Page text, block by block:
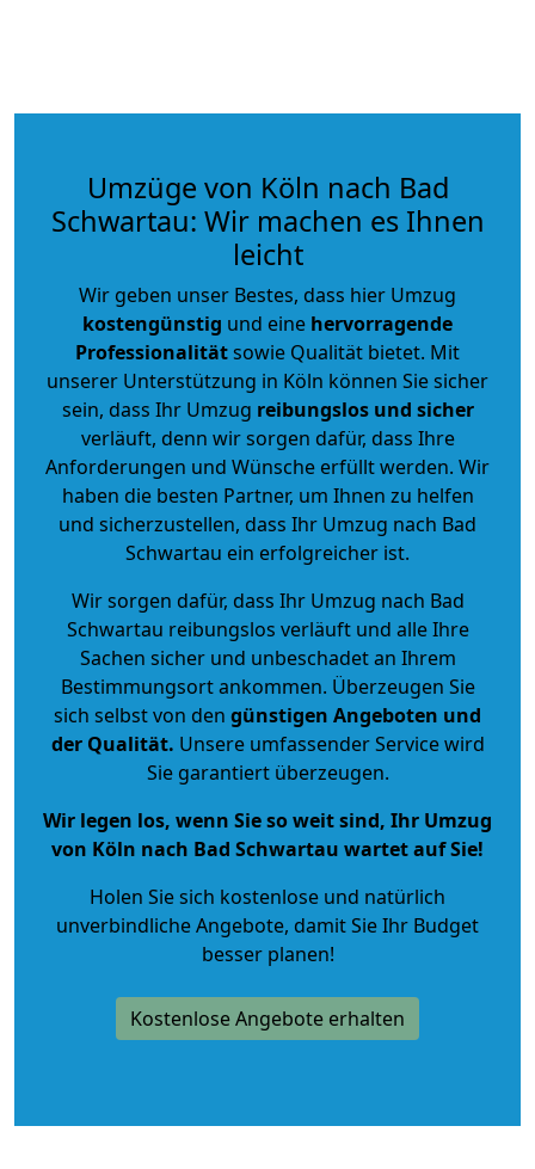
Umzüge von Köln nach Bad
Schwartau: Wir machen es Ihnen
leicht
Wir geben unser Bestes, dass hier Umzug
kostengünstig und eine hervorragende
Professionalitätsowie Qualität bietet. Mit
unserer Unterstützung in Köln können Sie sicher
sein, dass Ihr Umzug reibungslos und sicher
verläuft, denn wir sorgen dafür, dass Ihre
Anforderungen und Wünsche erfüllt werden. Wir
haben die besten Partner, um Ihnen zu helfen
und sicherzustellen, dass Ihr Umzug nach Bad
Schwartau ein erfolgreicher ist.
Wir sorgen dafür, dass Ihr Umzug nach Bad
Schwartau reibungslos verläuft und alle Ihre
Sachen sicher und unbeschadet an Ihrem
Bestimmungsort ankommen. Überzeugen Sie
sich selbst von den günstigen Angeboten und
der Qualität. Unsere umfassender Service wird
Sie garantiert überzeugen.
Wir legen los, wenn Sie so weit sind, Ihr Umzug
von Köln nach Bad Schwartau wartet auf Sie!
Holen Sie sich kostenlose und natürlich
unverbindliche Angebote, damit Sie Ihr Budget
besser planen!
Kostenlose Angebote erhalten